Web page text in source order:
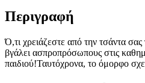
Περιγραφή
Ό,τι χρειάζεστε από την τσάντα
βγάλει ασπροπρόσωπους στις
παιδιού!Ταυτόχρονα, το όμορφο